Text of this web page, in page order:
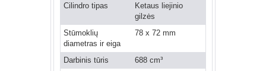
Cilindro tipas
Ketaus liejinio
gilzės
Stūmoklių
diametras ir eiga
78 x 72 mm
Darbinis tūris
688 cm³